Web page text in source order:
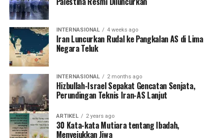
INTERNASIONAL 4 weeks ago
Iran Luncurkan Rudal ke Pangkalan AS di Lima
Negara Teluk
INTERNASIONAL 2 months ago
Hizbullah-Israel Sepakat Gencatan Senjata,
Perundingan Teknis Iran-AS Lanjut
ARTIKEL 2 years ago
30 Kata-kata Mutiara tentang Ibadah,
Menyejukkan Jiwa